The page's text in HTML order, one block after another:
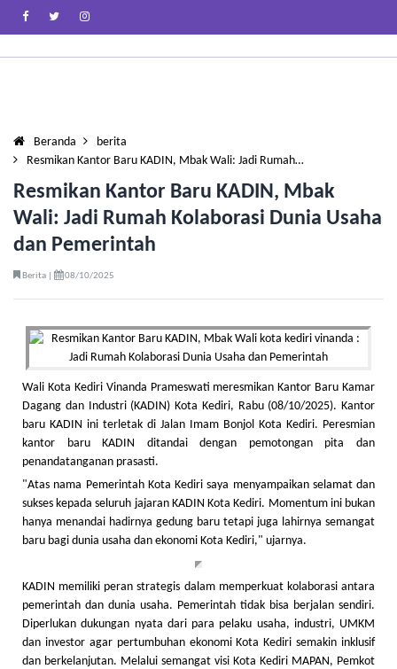
Beranda
berita
Resmikan Kantor Baru KADIN, Mbak Wali: Jadi Rumah…
Resmikan Kantor Baru KADIN, Mbak
Wali: Jadi Rumah Kolaborasi Dunia Usaha
dan Pemerintah
Berita | 08/10/2025
Wali Kota Kediri Vinanda Prameswati meresmikan Kantor Baru Kamar
Dagang dan Industri (KADIN) Kota Kediri, Rabu (08/10/2025). Kantor
baru KADIN ini terletak di Jalan Imam Bonjol Kota Kediri. Peresmian
kantor baru KADIN ditandai dengan pemotongan pita dan
penandatanganan prasasti.
"Atas nama Pemerintah Kota Kediri saya menyampaikan selamat dan
sukses kepada seluruh jajaran KADIN Kota Kediri. Momentum ini bukan
hanya menandai hadirnya gedung baru tetapi juga lahirnya semangat
baru bagi dunia usaha dan ekonomi Kota Kediri," ujarnya.
KADIN memiliki peran strategis dalam memperkuat kolaborasi antara
pemerintah dan dunia usaha. Pemerintah tidak bisa berjalan sendiri.
Diperlukan dukungan nyata dari para pelaku usaha, industri, UMKM
dan investor agar pertumbuhan ekonomi Kota Kediri semakin inklusif
dan berkelanjutan. Melalui semangat visi Kota Kediri MAPAN, Pemkot